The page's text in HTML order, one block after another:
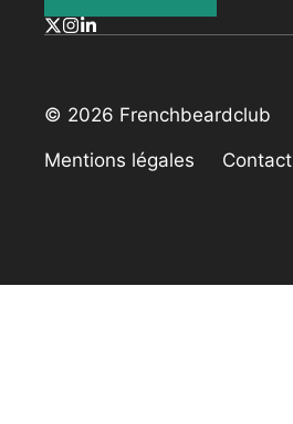
© 2026 Frenchbeardclub
Mentions légales Contact